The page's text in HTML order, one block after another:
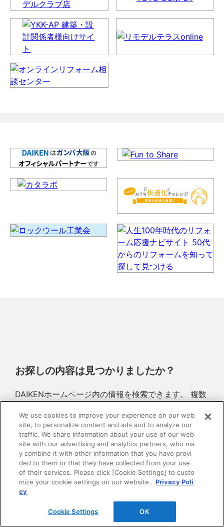
お探しの内容は見つかりましたか？
DAIKENホームページ内の情報を検索できます。 複数
区切ってください。
We use cookies to improve your experience on our web
site, to personalize content and ads and to analyze our
traffic. We share information about your use of our web
site with our advertising and analytics partners, who ma
y combine it with other information that you have provi
ded to them or that they have collected from your use
of their services. Please click [Cookie Settings] to custo
mize your cookie settings on our website.
Privacy Poli
cy
Cookie Settings OK